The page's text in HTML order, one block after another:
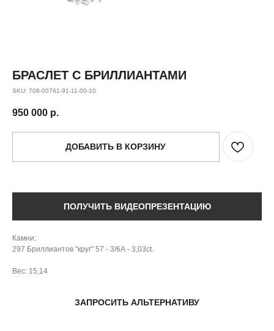
БРАСЛЕТ С БРИЛЛИАНТАМИ
SKU: 708-00761-91-11-00-10
950 000 р.
ДОБАВИТЬ В КОРЗИНУ
ПОЛУЧИТЬ ВИДЕОПРЕЗЕНТАЦИЮ
Камни:
297 Бриллиантов "круг" 57 - 3/6А - 3,03ct.
Вес: 15,14
ЗАПРОСИТЬ АЛЬТЕРНАТИВУ